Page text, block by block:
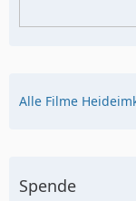
Alle Filme
Spende